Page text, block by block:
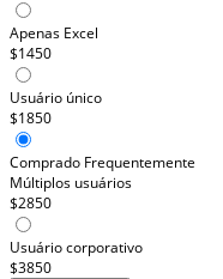
Apenas Excel
$1450
Usuário único
$1850
Comprado Frequentemente
Múltiplos usuários
$2850
Usuário corporativo
$3850